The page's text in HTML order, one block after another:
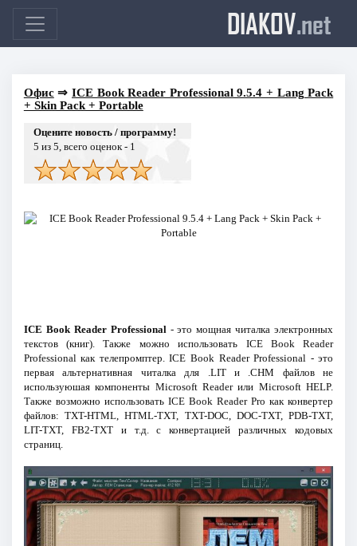
DIAKOV.net
Офис⇒ICE Book Reader Professional 9.5.4 + Lang Pack
+ Skin Pack + Portable
Оцените новость / программу!
5 из 5, всего оценок - 1
ICE Book Reader Professional - это мощная читалка электронных
текстов (книг). Также можно использовать ICE Book Reader
Professional как телепромптер. ICE Book Reader Professional - это
первая альтернативная читалка для .LIT и .CHM файлов не
используюшая компоненты Microsoft Reader или Microsoft HELP.
Также возможно использовать ICE Book Reader Pro как конвертер
файлов: TXT-HTML, HTML-TXT, TXT-DOC, DOC-TXT, PDB-TXT,
LIT-TXT, FB2-TXT и т.д. с конвертацией различных кодовых
страниц.